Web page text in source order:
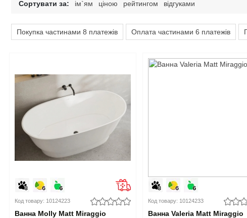
Сортувати за: ім`ям ціною рейтингом відгуками
Покупка частинами 8 платежів Оплата частинами 6 платежів
Код товару: 10124223
Ванна Molly Matt Miraggio
Код товару: 10124233
Ванна Valeria Matt Miraggio
Дитячі стільчики
Тумби для ванної під дерево
Унітази
Душові гарнітури